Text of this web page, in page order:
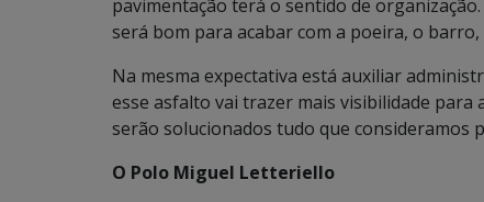
pavimentação terá o sentido de
será bom para acabar com a poeira, o
Na mesma expectativa está auxiliar
esse asfalto vai trazer mais visibilidade para
serão solucionados tudo que consideramos
O Polo Miguel Letteriello